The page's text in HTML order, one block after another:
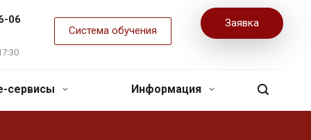
06
Система обучения
Заявка
сервисы Информация